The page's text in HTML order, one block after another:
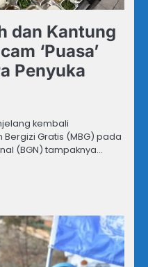
dan Kantung
‘Puasa’
Penyuka
kembali
Gratis (MBG) pada
(BGN) tampaknya…